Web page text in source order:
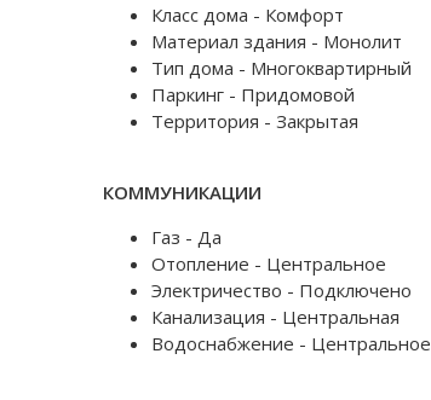
Класс дома - Комфорт
Материал здания - Монолит
Тип дома - Многоквартирный
Паркинг - Придомовой
Территория - Закрытая
КОММУНИКАЦИИ
Газ - Да
Отопление - Центральное
Электричество - Подключено
Канализация - Центральная
Водоснабжение - Центральное